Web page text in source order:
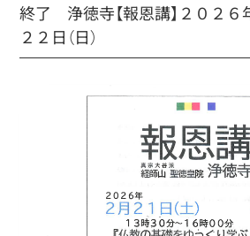
終了 浄徳寺【報恩講】２０２６
２２日（日）